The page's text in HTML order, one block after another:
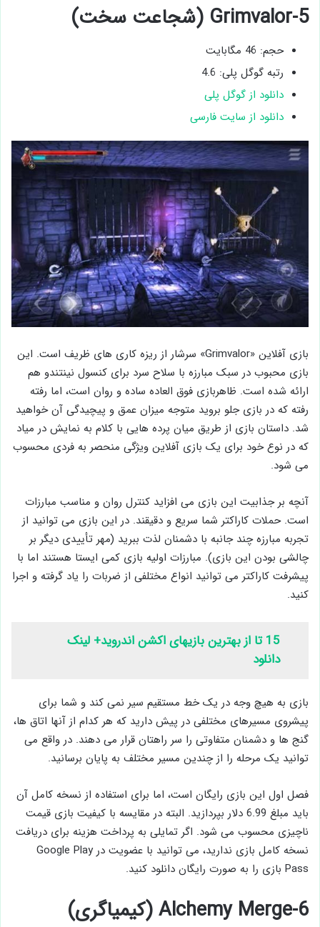
5-Grimvalor (شجاعت سخت)
حجم: 46 مگابایت
رتبه گوگل پلی: 4.6
دانلود از گوگل پلی
دانلود از سایت فارسی
بازی آفلاین «Grimvalor» سرشار از ریزه کاری های ظریف است. این
بازی محبوب در سبک مبارزه با سلاح سرد برای کنسول نینتندو هم
ارائه شده است. ظاهربازی فوق العاده ساده و روان است، اما رفته
رفته که در بازی جلو بروید متوجه میزان عمق و پیچیدگی آن خواهید
شد. داستان بازی از طریق میان پرده هایی با کلام به نمایش در میاد
که در نوع خود برای یک بازی آفلاین ویژگی منحصر به فردی محسوب
می شود.
آنچه بر جذابیت این بازی می افزاید کنترل روان و مناسب مبارزات
است. حملات کاراکتر شما سریع و دقیقند. در این بازی می توانید از
تجربه مبارزه چند جانبه با دشمنان لذت ببرید (مهر تأییدی دیگر بر
چالشی بودن این بازی). مبارزات اولیه بازی کمی ایستا هستند اما با
پیشرفت کاراکتر می توانید انواع مختلفی از ضربات را یاد گرفته و اجرا
کنید.
15 تا از بهترین بازیهای اکشن اندروید+ لینک
دانلود
بازی به هیچ وجه در یک خط مستقیم سیر نمی کند و شما برای
پیشروی مسیرهای مختلفی در پیش دارید که هر کدام از آنها اتاق ها،
گنج ها و دشمنان متفاوتی را سر راهتان قرار می دهند. در واقع می
توانید یک مرحله را از چندین مسیر مختلف به پایان برسانید.
فصل اول این بازی رایگان است، اما برای استفاده از نسخه کامل آن
باید مبلغ 6.99 دلار بپردازید. البته در مقایسه با کیفیت بازی قیمت
ناچیزی محسوب می شود. اگر تمایلی به پرداخت هزینه برای دریافت
نسخه کامل بازی ندارید، می توانید با عضویت در Google Play
Pass بازی را به صورت رایگان دانلود کنید.
6-Alchemy Merge (کیمیاگری)